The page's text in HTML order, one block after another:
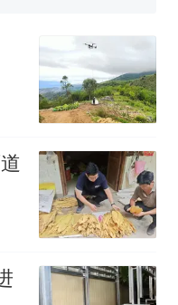
名的考试，成绩
平么？